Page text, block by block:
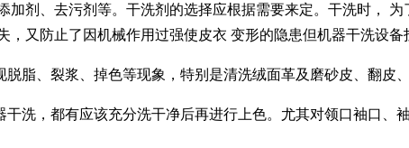
加剂、去污剂等。干洗剂的选择应根据需要来定。干洗时，
为
，又防止了因机械作用过强使皮衣 变形的隐患但机器干洗设备
脱脂、裂浆、掉色等现象，特别是清洗绒面革及磨砂皮、翻皮
干洗，都有应该充分洗干净后再进行上色。尤其对领口袖口